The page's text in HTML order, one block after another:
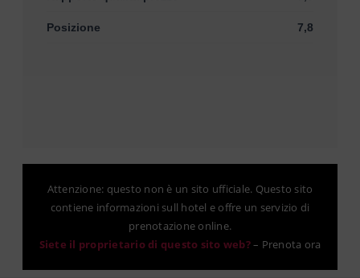
Posizione 7,8
Attenzione: questo non è un sito ufficiale. Questo sito
contiene informazioni sull hotel e offre un servizio di
prenotazione online.
Siete il proprietario di questo sito web?– Prenota ora